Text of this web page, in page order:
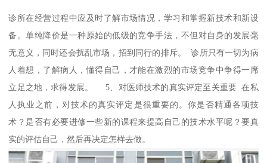
诊所在经营过程中应及时了解市场情况，学习和掌握新技术和新设
备。单纯降价是一种原始的低级的竞争手法，不但对自身的发展毫
无意义，同时还会扰乱市场，招到同行的排斥。 诊所只有一切为病
人着想，了解病人，懂得自己，才能在激烈的市场竞争中争得一席
立足之地，求得发展。 5、对医师技术的真实评定至关重要 在私
人执业之前，对技术的真实评定是很重要的。你是否精通各项技
术？是否有必要进修一些新的课程来提高自己的技术水平呢？要真
实的评估自己，然后再决定怎样去做。